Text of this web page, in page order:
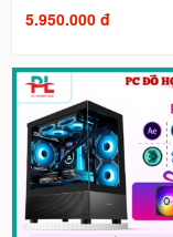
5.950.000 đ